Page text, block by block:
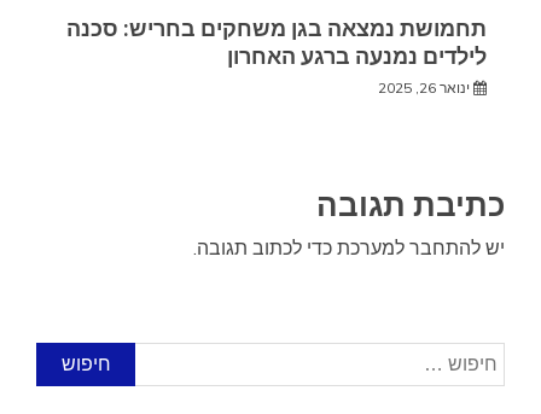
תחמושת נמצאה בגן משחקים בחריש: סכנה
לילדים נמנעה ברגע האחרון
ינואר 26, 2025
כתיבת תגובה
יש להתחבר למערכת כדי לכתוב תגובה.
חיפוש: